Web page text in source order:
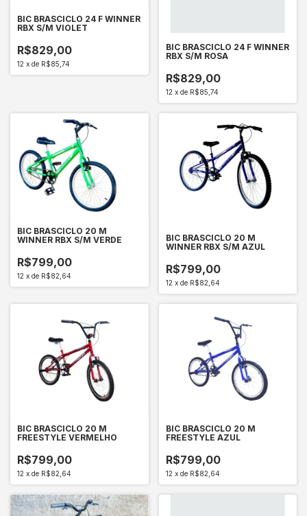
BIC BRASCICLO 24 F WINNER
RBX S/M VIOLET
R$829,00
12 x de R$85,74
BIC BRASCICLO 24 F WINNER
RBX S/M ROSA
R$829,00
12 x de R$85,74
BIC BRASCICLO 20 M
WINNER RBX S/M VERDE
R$799,00
12 x de R$82,64
BIC BRASCICLO 20 M
WINNER RBX S/M AZUL
R$799,00
12 x de R$82,64
BIC BRASCICLO 20 M
FREESTYLE VERMELHO
R$799,00
12 x de R$82,64
BIC BRASCICLO 20 M
FREESTYLE AZUL
R$799,00
12 x de R$82,64